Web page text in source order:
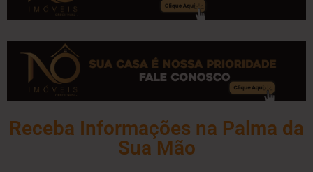
Receba Informações na Palma da
Sua Mão